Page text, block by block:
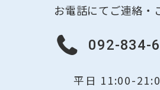
お電話にてご連絡・
092-834-
平日 11:00-